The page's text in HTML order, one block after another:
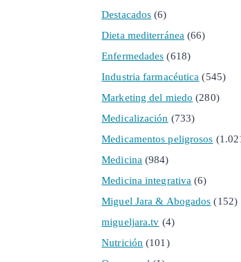
Destacados (6)
Dieta mediterránea (66)
Enfermedades (618)
Industria farmacéutica (545)
Marketing del miedo (280)
Medicalización (733)
Medicamentos peligrosos
Medicina (984)
Medicina integrativa (6)
Miguel Jara & Abogados (152)
migueljara.tv (4)
Nutrición (101)